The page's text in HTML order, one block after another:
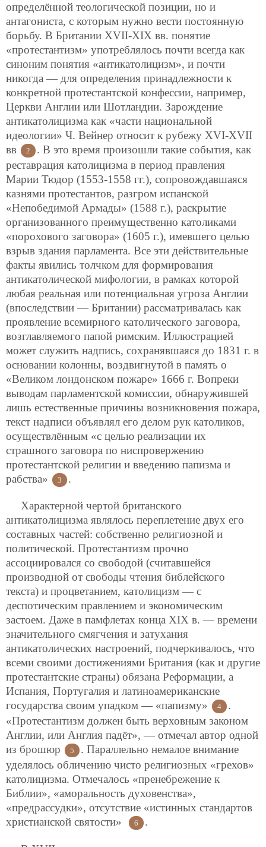
определённой теологической позиции, но и
антагониста, с которым нужно вести постоянную
борьбу. В Британии XVII-XIX вв. понятие
«протестантизм» употреблялось почти всегда как
синоним понятия «антикатолицизм», и почти
никогда — для определения принадлежности к
конкретной протестантской конфессии, например,
Церкви Англии или Шотландии. Зарождение
антикатолицизма как «части национальной
идеологии» Ч. Вейнер относит к рубежу XVI-XVII
вв
2
. В это время произошли такие события, как
реставрация католицизма в период правления
Марии Тюдор (1553-1558 гг.), сопровождавшаяся
казнями протестантов, разгром испанской
«Непобедимой Армады» (1588 г.), раскрытие
организованного преимущественно католиками
«порохового заговора» (1605 г.), имевшего целью
взрыв здания парламента. Все эти действительные
факты явились толчком для формирования
антикатолической мифологии, в рамках которой
любая реальная или потенциальная угроза Англии
(впоследствии — Британии) рассматривалась как
проявление всемирного католического заговора,
возглавляемого папой римским. Иллюстрацией
может служить надпись, сохранявшаяся до 1831 г. в
основании колонны, воздвигнутой в память о
«Великом лондонском пожаре» 1666 г. Вопреки
выводам парламентской комиссии, обнаружившей
лишь естественные причины возникновения пожара,
текст надписи объявлял его делом рук католиков,
осуществлённым «с целью реализации их
страшного заговора по ниспровержению
протестантской религии и введению папизма и
рабства»
3 .
Характерной чертой британского
антикатолицизма являлось переплетение двух его
составных частей: собственно религиозной и
политической. Протестантизм прочно
ассоциировался со свободой (считавшейся
производной от свободы чтения библейского
текста) и процветанием, католицизм — с
деспотическим правлением и экономическим
застоем. Даже в памфлетах конца XIX в. — времени
значительного смягчения и затухания
антикатолических настроений, подчеркивалось, что
всеми своими достижениями Британия (как и другие
протестантские страны) обязана Реформации, а
Испания, Португалия и латиноамериканские
государства своим упадком — «папизму»
4
.
«Протестантизм должен быть верховным законом
Англии, или Англия падёт», — отмечал автор одной
из брошюр
5
. Параллельно немалое внимание
уделялось обличению чисто религиозных «грехов»
католицизма. Отмечалось «пренебрежение к
Библии», «аморальность духовенства»,
«предрассудки», отсутствие «истинных стандартов
христианской святости»
6 .